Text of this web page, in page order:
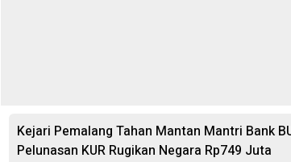
Kejari Pemalang Tahan Mantan Mantri Bank
Pelunasan KUR Rugikan Negara Rp749 Juta